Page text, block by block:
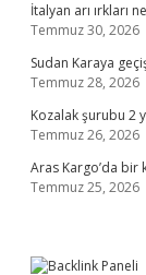
İtalyan arı ırkları
Temmuz 30, 2026
Sudan Karaya
Temmuz 28, 2026
Kozalak şurubu 2
Temmuz 26, 2026
Aras Kargo’da bir
Temmuz 25, 2026